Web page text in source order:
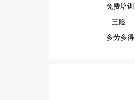
免费培训
三险
多劳多得